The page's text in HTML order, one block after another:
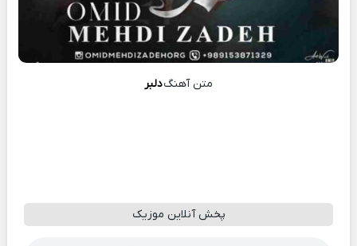
متن آهنگدلبر
پخش آنلاین موزیک